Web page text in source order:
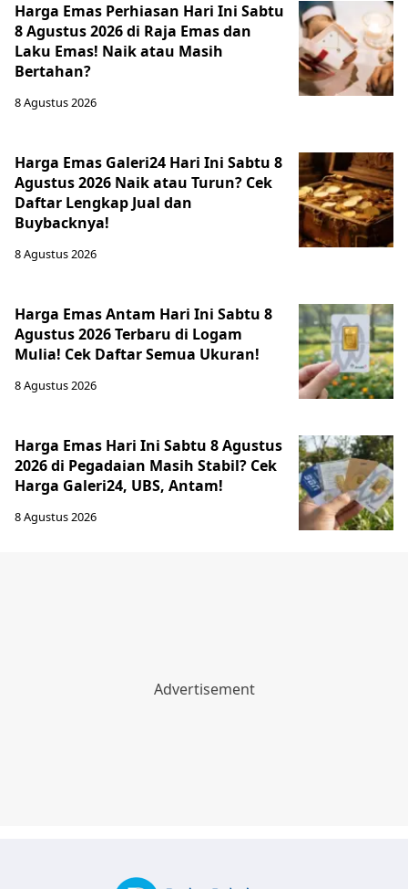
Harga Emas Perhiasan Hari Ini Sabtu
8 Agustus 2026 di Raja Emas dan
Laku Emas! Naik atau Masih
Bertahan?
8 Agustus 2026
Harga Emas Galeri24 Hari Ini Sabtu 8
Agustus 2026 Naik atau Turun? Cek
Daftar Lengkap Jual dan
Buybacknya!
8 Agustus 2026
Harga Emas Antam Hari Ini Sabtu 8
Agustus 2026 Terbaru di Logam
Mulia! Cek Daftar Semua Ukuran!
8 Agustus 2026
Harga Emas Hari Ini Sabtu 8 Agustus
2026 di Pegadaian Masih Stabil? Cek
Harga Galeri24, UBS, Antam!
8 Agustus 2026